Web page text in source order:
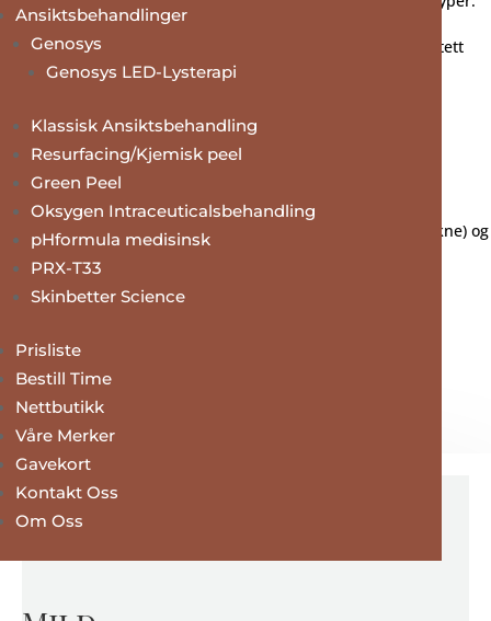
Ansiktsbehandlinger
Genosys
Genosys LED-Lysterapi
Klassisk Ansiktsbehandling
Resurfacing/Kjemisk peel
Green Peel
Oksygen Intraceuticalsbehandling
pHformula medisinsk
PRX-T33
Skinbetter Science
Prisliste
Bestill Time
Nettbutikk
Våre Merker
Gavekort
Kontakt Oss
Om Oss
For å oppnå optimale resultater er det helt nødvendig med tett
oppfølging og riktige hjemmeprodukter.
pH formula MD og TCA touch tilbyr hjemmeprodukter som
forbereder huden i forkant av behandlingene, og øker
helingsevnen etter behandling.
Hjemmeproduktene er delt inn i hudtilstandene AGE, AC (akne) og
MELA (pigmentering) og CR (kronisk rødhet/rosacea).
Medisinske